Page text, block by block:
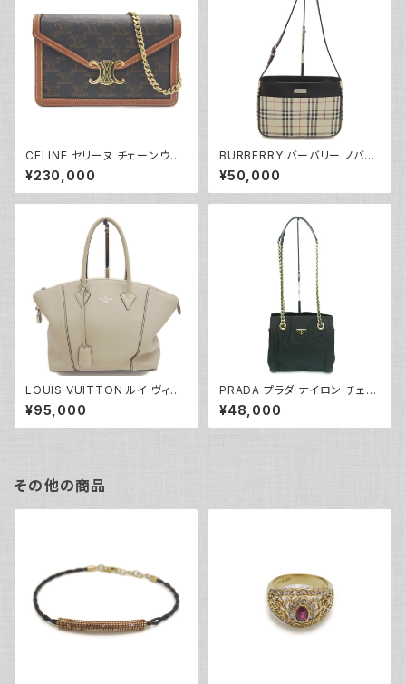
CELINE セリーヌ チェーンウォ
レット マーゴ トリオンフキャンバ
ス ショルダーバッグ 10L462D
QB.04LU Y05229
¥230,000
BURBERRY バーバリー ノバチ
ェック柄 ショルダーバッグ Y052
20
¥50,000
LOUIS VUITTON ルイ ヴィト
ン ロックイットPM パルナセア
ハンドバッグ 2WAY ショルダー
バッグ M50030 Y05209
¥95,000
PRADA プラダ ナイロン チェー
ンショルダートートバッグ 型掛け
ショルダーバッグ B4418 Y043
37
¥48,000
その他の商品